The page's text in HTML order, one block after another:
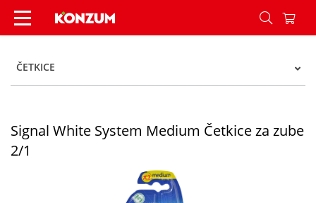
Signal White System Medium Četkice za zube 2/
ČETKICE
Signal White System Medium Četkice za zube
2/1